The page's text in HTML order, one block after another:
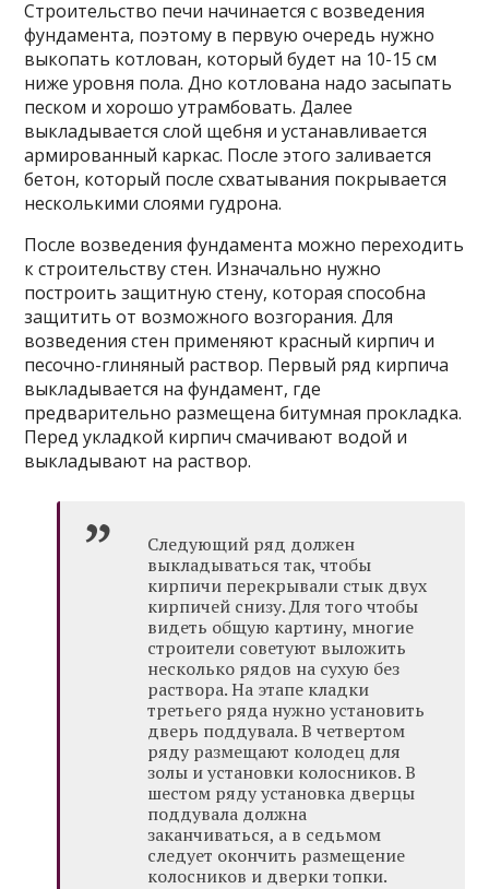
Строительство печи начинается с возведения
фундамента, поэтому в первую очередь нужно
выкопать котлован, который будет на 10-15 см
ниже уровня пола. Дно котлована надо засыпать
песком и хорошо утрамбовать. Далее
выкладывается слой щебня и устанавливается
армированный каркас. После этого заливается
бетон, который после схватывания покрывается
несколькими слоями гудрона.
После возведения фундамента можно переходить
к строительству стен. Изначально нужно
построить защитную стену, которая способна
защитить от возможного возгорания. Для
возведения стен применяют красный кирпич и
песочно-глиняный раствор. Первый ряд кирпича
выкладывается на фундамент, где
предварительно размещена битумная прокладка.
Перед укладкой кирпич смачивают водой и
выкладывают на раствор.
Следующий ряд должен
выкладываться так, чтобы
кирпичи перекрывали стык двух
кирпичей снизу. Для того чтобы
видеть общую картину, многие
строители советуют выложить
несколько рядов на сухую без
раствора. На этапе кладки
третьего ряда нужно установить
дверь поддувала. В четвертом
ряду размещают колодец для
золы и установки колосников. В
шестом ряду установка дверцы
поддувала должна
заканчиваться, а в седьмом
следует окончить размещение
колосников и дверки топки.